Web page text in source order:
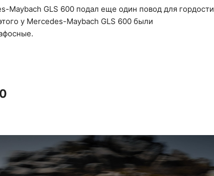
Maybach GLS 600 подал еще один повод для гордости
у Mercedes-Maybach GLS 600 были